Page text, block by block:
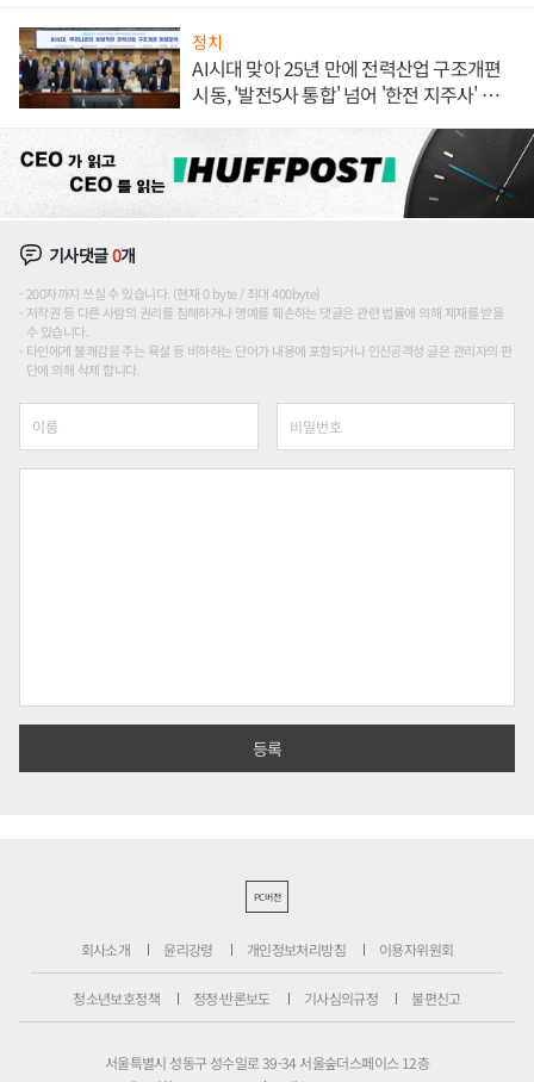
정치
AI시대 맞아 25년 만에 전력산업 구조개편
시동, '발전5사 통합' 넘어 '한전 지주사' 재편
기사댓글0개
200자까지 쓰실 수 있습니다. (현재 0 byte / 최대 400byte)
저작권 등 다른 사람의 권리를 침해하거나 명예를 훼손하는 댓글은 관련 법률에 의해 제재를 받을
수 있습니다.
타인에게 불쾌감을 주는 욕설 등 비하하는 단어가 내용에 포함되거나 인신공격성 글은 관리자의 판
단에 의해 삭제 합니다.
PC버전
회사소개 윤리강령 개인정보처리방침 이용자위원회
청소년보호정책 정정·반론보도 기사심의규정 불편신고
서울특별시 성동구 성수일로 39-34 서울숲더스페이스 12층